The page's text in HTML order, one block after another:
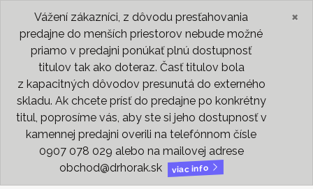
Vážení zákazníci, z dôvodu presťahovania
predajne do menších priestorov nebude možné
priamo v predajni ponúkať plnú dostupnosť
titulov tak ako doteraz. Časť titulov bola
z kapacitných dôvodov presunutá do externého
skladu. Ak chcete prísť do predajne po konkrétny
titul, poprosíme vás, aby ste si jeho dostupnosť v
kamennej predajni overili na telefónnom čísle
0907 078 029 alebo na mailovej adrese
obchod@drhorak.sk
viac info
×